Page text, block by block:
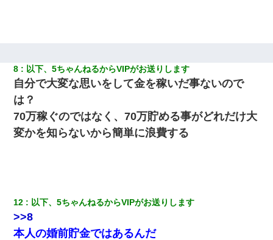
【衝撃】ヤンキー女に「サせて」って言った結果
全く親しくないママ友Aから突然「飲み会しよう」と誘われたがお
断りした。後日Aの企みを知ってゾッとするやら腹立つやら！
【ワロタ】姉から「肉食系14才、乳丸出し、毛はうっすら生えか
[緊急]ベロベロの女に声をかけて行為してきた結果
8 以下、5ちゃんねるからVIPがお送りします
自分で大変な思いをして金を稼いだ事ないので
は？
70万稼ぐのではなく、70万貯める事がどれだけ大
変かを知らないから簡単に浪費する
12 以下、5ちゃんねるからVIPがお送りします
>>8
本人の婚前貯金ではあるんだ